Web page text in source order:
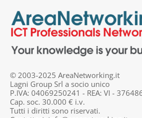
© 2003-2025 AreaNetworking.it
Lagni Group Srl a socio unico
P.IVA: 04069250241 - REA: VI -
Cap. soc. 30.000 € i.v.
Tutti i diritti sono riservati.